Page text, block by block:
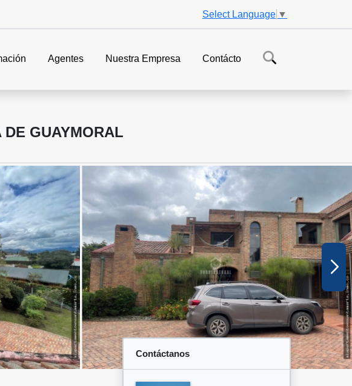
Select Language ▼
Agentes Nuestra Empresa Contácto
GUAYMORAL
Contáctanos